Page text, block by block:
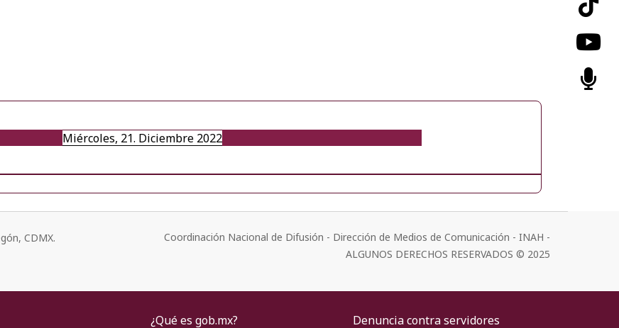
Miércoles, 21. Diciembre 2022
CDMX.
Coordinación Nacional de Difusión - Dirección de Medios de Comunicación - INAH -
ALGUNOS DERECHOS RESERVADOS © 2025
¿Qué es gob.mx?
Denuncia contra servidores